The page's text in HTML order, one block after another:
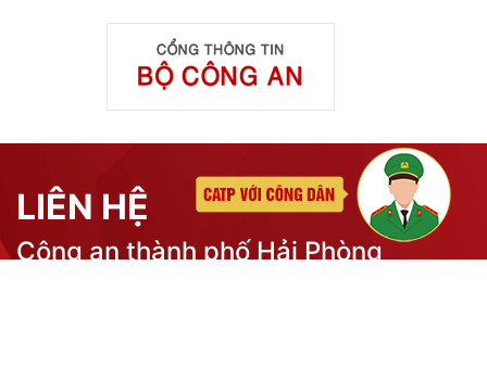
LIÊN HỆ
Công an thành phố Hải Phòng